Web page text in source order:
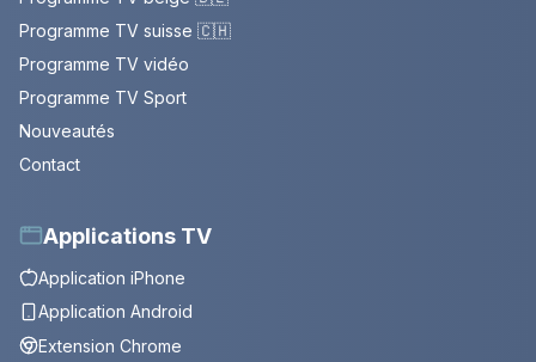
Programme TV suisse 🇨🇭
Programme TV vidéo
Programme TV Sport
Nouveautés
Contact
Applications TV
Application iPhone
Application Android
Extension Chrome